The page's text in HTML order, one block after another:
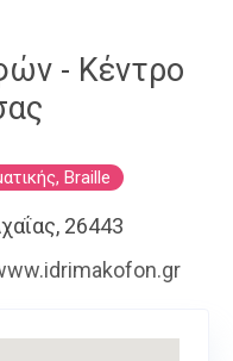
- Κέντρο
Braille
26443